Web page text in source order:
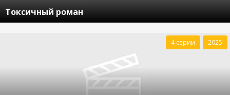
Токсичный роман
4 серии 2025